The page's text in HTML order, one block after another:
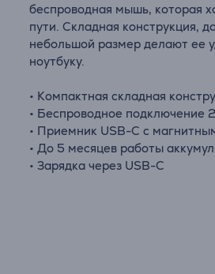
беспроводная мышь, которая
пути. Складная конструкция,
небольшой размер делают ее
ноутбуку.
• Компактная складная
• Беспроводное подключение
• Приемник USB-C с
• До 5 месяцев работы
• Зарядка через USB-C